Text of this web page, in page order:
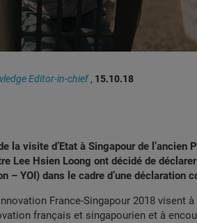
Editor-in-chief, 15.10.18
la visite d’Etat à Singapour de l’ancien
Lee Hsien Loong ont décidé de
– YOI) dans le cadre d’une déclaration
France-Singapour 2018 visent
français et singapourien et à